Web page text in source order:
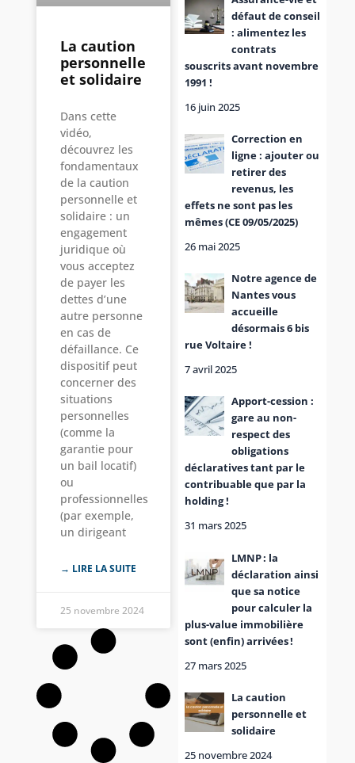
La caution
personnelle
et solidaire
Dans cette
vidéo,
découvrez les
fondamentaux
de la caution
personnelle et
solidaire : un
engagement
juridique où
vous acceptez
de payer les
dettes d’une
autre personne
en cas de
défaillance. Ce
dispositif peut
concerner des
situations
personnelles
(comme la
garantie pour
un bail locatif)
ou
professionnelles
(par exemple,
un dirigeant
→ LIRE LA SUITE
25 novembre 2024
défaut de conseil
: alimentez les
contrats
souscrits avant novembre
1991 !
16 juin 2025
Correction en
ligne : ajouter ou
retirer des
revenus, les
effets ne sont pas les
mêmes (CE 09/05/2025)
26 mai 2025
Notre agence de
Nantes vous
accueille
désormais 6 bis
rue Voltaire !
7 avril 2025
Apport-cession :
gare au non-
respect des
obligations
déclaratives tant par le
contribuable que par la
holding !
31 mars 2025
LMNP : la
déclaration ainsi
que sa notice
pour calculer la
plus-value immobilière
sont (enfin) arrivées !
27 mars 2025
La caution
personnelle et
solidaire
25 novembre 2024